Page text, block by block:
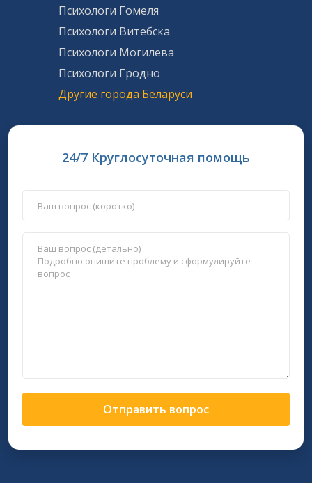
Психологи Гомеля
Психологи Витебска
Психологи Могилева
Психологи Гродно
Другие города Беларуси
24/7 Круглосуточная помощь
Отправить вопрос